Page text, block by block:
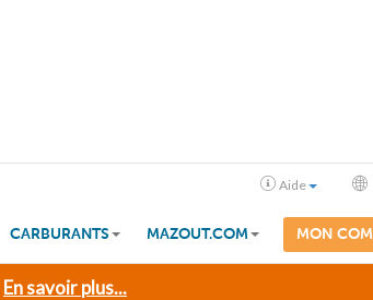
Aide
CARBURANTS MAZOUT.COM MON
En savoir plus...